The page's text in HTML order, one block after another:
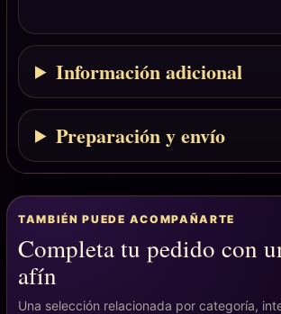
Información adicional
Preparación y envío
TAMBIÉN PUEDE ACOMPAÑARTE
Completa tu pedido con
afín
Una selección relacionada por categoría,